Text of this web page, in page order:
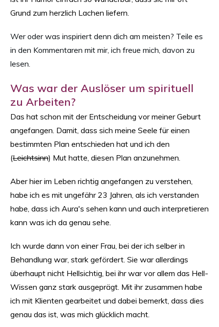
Grund zum herzlich Lachen liefern.
Wer oder was inspiriert denn dich am meisten? Teile es
in den Kommentaren mit mir, ich freue mich, davon zu
lesen.
Was war der Auslöser um spirituell
zu Arbeiten?
Das hat schon mit der Entscheidung vor meiner Geburt
angefangen. Damit, dass sich meine Seele für einen
bestimmten Plan entschieden hat und ich den
(Leichtsinn) Mut hatte, diesen Plan anzunehmen.
Aber hier im Leben richtig angefangen zu verstehen,
habe ich es mit ungefähr 23 Jahren, als ich verstanden
habe, dass ich Aura's sehen kann und auch interpretieren
kann was ich da genau sehe.
Ich wurde dann von einer Frau, bei der ich selber in
Behandlung war, stark gefördert. Sie war allerdings
überhaupt nicht Hellsichtig, bei ihr war vor allem das Hell-
Wissen ganz stark ausgeprägt. Mit ihr zusammen habe
ich mit Klienten gearbeitet und dabei bemerkt, dass dies
genau das ist, was mich glücklich macht.